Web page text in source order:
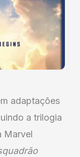
adaptações
a trilogia
Marvel